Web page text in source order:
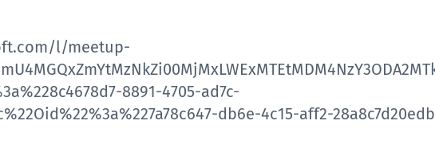
l/meetup-
8891-4705-ad7c-
db6e-4c15-aff2-